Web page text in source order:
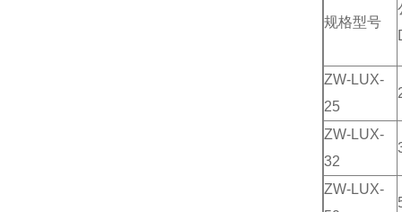
规格型号
ZW-LUX-
25
ZW-LUX-
32
ZW-LUX-